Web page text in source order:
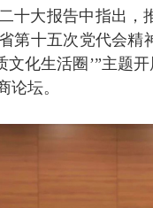
十大报告中指出
第十五次党代会
文化生活圈’”主题
论坛。